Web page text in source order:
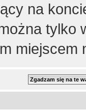
na
tylko
miejscem